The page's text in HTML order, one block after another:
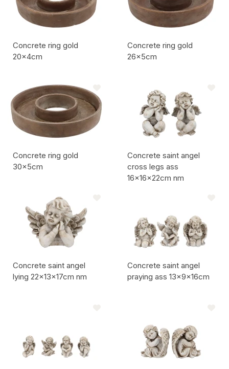
Concrete ring gold
20x4cm
Concrete ring gold
26x5cm
Concrete ring gold
30x5cm
Concrete saint angel
cross legs ass
16x16x22cm nm
Concrete saint angel
lying 22x13x17cm nm
Concrete saint angel
praying ass 13x9x16cm